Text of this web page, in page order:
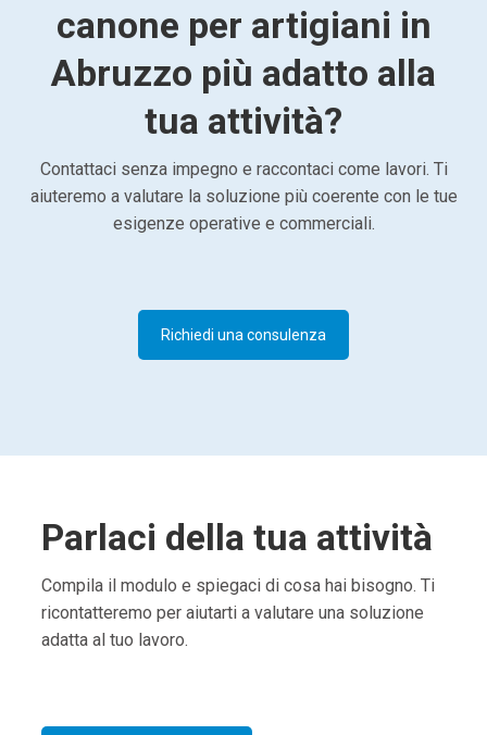
canone per artigiani in
Abruzzo più adatto alla
tua attività?
Contattaci senza impegno e raccontaci come lavori. Ti
aiuteremo a valutare la soluzione più coerente con le tue
esigenze operative e commerciali.
Richiedi una consulenza
Parlaci della tua attività
Compila il modulo e spiegaci di cosa hai bisogno. Ti
ricontatteremo per aiutarti a valutare una soluzione
adatta al tuo lavoro.